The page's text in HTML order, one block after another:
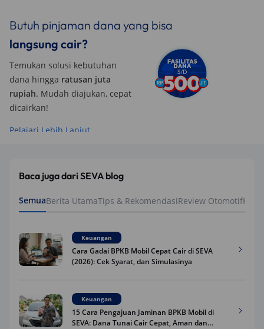
Butuh pinjaman dana yang bisa
langsung cair?
Temukan solusi kebutuhan
dana hingga ratusan juta
rupiah. Mudah diajukan, cepat
dicairkan!
Pelajari Lebih Lanjut
Baca juga dari SEVA blog
SemuaBerita UtamaTips & RekomendasiReview Otomotif
Keuangan
Cara Gadai BPKB Mobil Cepat Cair di SEVA
(2026): Cek Syarat, dan Simulasinya
Keuangan
15 Cara Pengajuan Jaminan BPKB Mobil di
SEVA: Dana Tunai Cair Cepat, Aman dan